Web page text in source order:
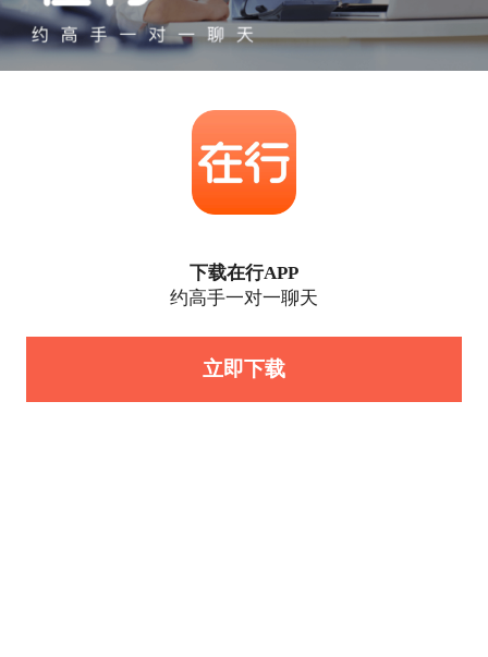
下载在行APP
约高手一对一聊天
立即下载